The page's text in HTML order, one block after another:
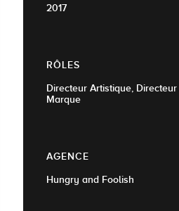
2017
RÔLES
Directeur Artistique,
Marque
AGENCE
Hungry and Foolish